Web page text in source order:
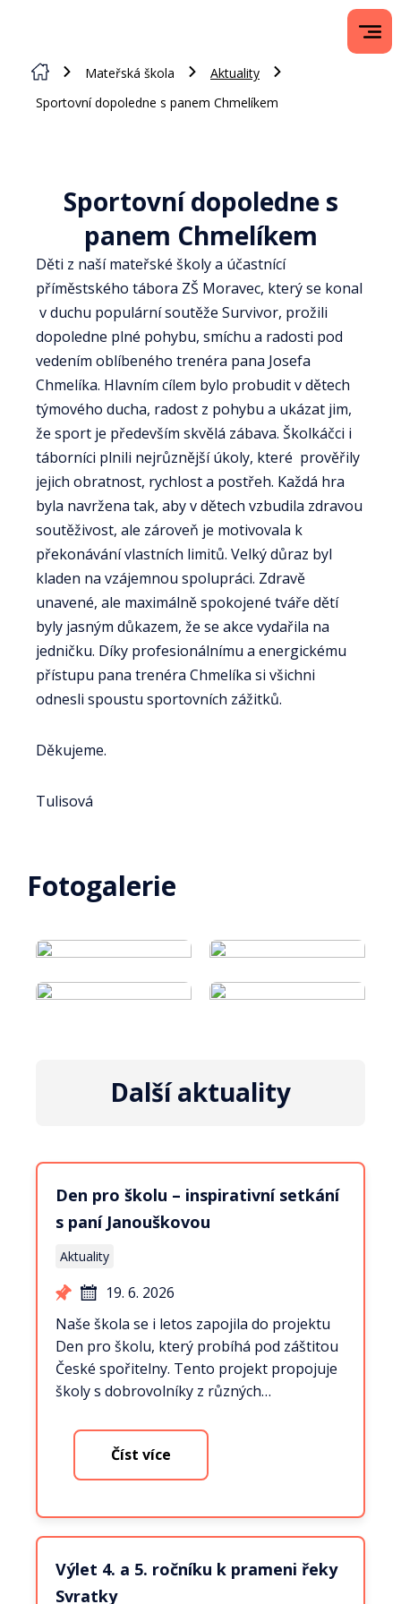
Mateřská škola
Aktuality
Sportovní dopoledne s panem Chmelíkem
Sportovní dopoledne s
panem Chmelíkem
Děti z naší mateřské školy a účastnící
příměstského tábora ZŠ Moravec, který se konal
v duchu populární soutěže Survivor, prožili
dopoledne plné pohybu, smíchu a radosti pod
vedením oblíbeného trenéra pana Josefa
Chmelíka. Hlavním cílem bylo probudit v dětech
týmového ducha, radost z pohybu a ukázat jim,
že sport je především skvělá zábava. Školkáčci i
táborníci plnili nejrůznější úkoly, které prověřily
jejich obratnost, rychlost a postřeh. Každá hra
byla navržena tak, aby v dětech vzbudila zdravou
soutěživost, ale zároveň je motivovala k
překonávání vlastních limitů. Velký důraz byl
kladen na vzájemnou spolupráci. Zdravě
unavené, ale maximálně spokojené tváře dětí
byly jasným důkazem, že se akce vydařila na
jedničku. Díky profesionálnímu a energickému
přístupu pana trenéra Chmelíka si všichni
odnesli spoustu sportovních zážitků.
Děkujeme.
Tulisová
Fotogalerie
Další aktuality
Den pro školu – inspirativní setkání
s paní Janouškovou
Aktuality
19. 6. 2026
Naše škola se i letos zapojila do projektu
Den pro školu, který probíhá pod záštitou
České spořitelny. Tento projekt propojuje
školy s dobrovolníky z různých…
Číst více
Výlet 4. a 5. ročníku k prameni řeky
Svratky